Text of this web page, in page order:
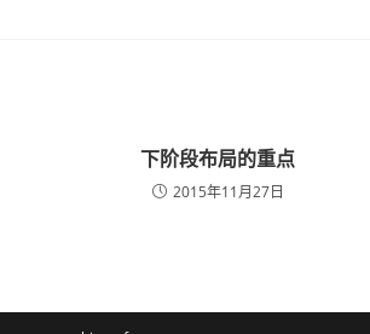
下阶段布局的重点
2015年11月27日